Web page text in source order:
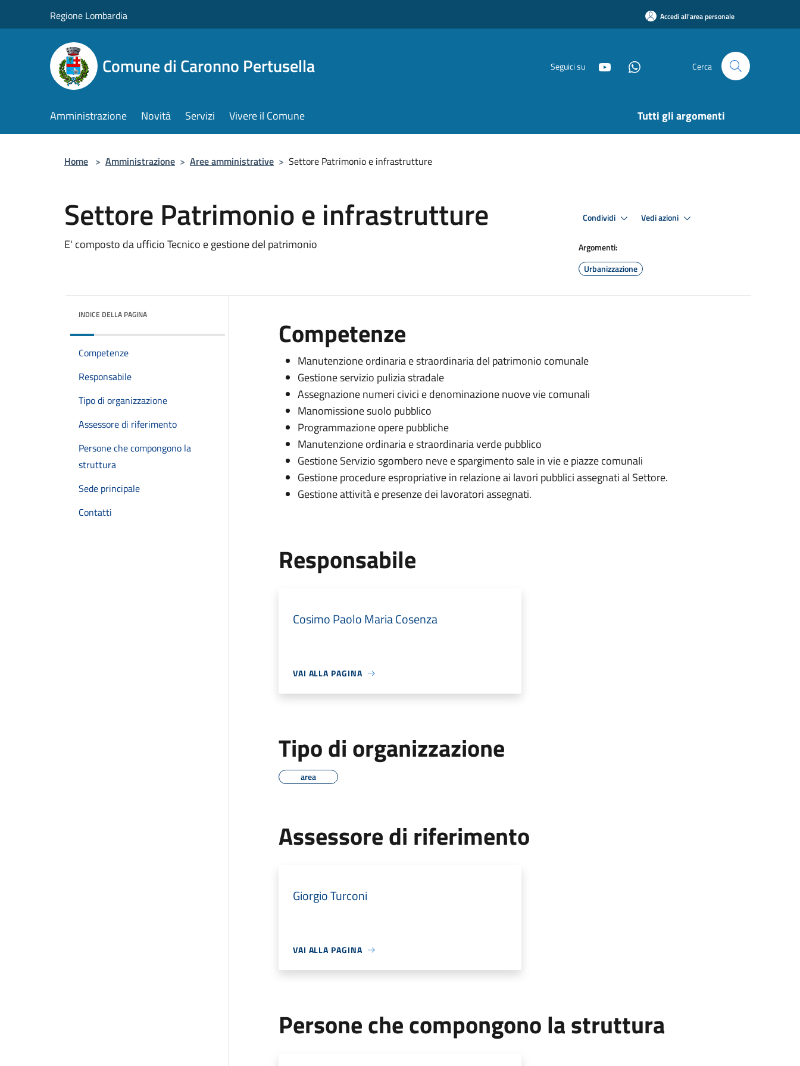
Regione Lombardia Accedi all'area personale
Comune di Caronno Pertusella Seguici su Cerca
Amministrazione Novità Servizi Vivere il Comune Tutti gli argomenti
Home > Amministrazione > Aree amministrative > Settore Patrimonio e infrastrutture
Settore Patrimonio e infrastrutture
E' composto da ufficio Tecnico e gestione del patrimonio
Condividi Vedi azioni
Argomenti:
Urbanizzazione
INDICE DELLA PAGINA
Competenze
Responsabile
Tipo di organizzazione
Assessore di riferimento
Persone che compongono la
struttura
Sede principale
Contatti
Competenze
Manutenzione ordinaria e straordinaria del patrimonio comunale
Gestione servizio pulizia stradale
Assegnazione numeri civici e denominazione nuove vie comunali
Manomissione suolo pubblico
Programmazione opere pubbliche
Manutenzione ordinaria e straordinaria verde pubblico
Gestione Servizio sgombero neve e spargimento sale in vie e piazze comunali
Gestione procedure espropriative in relazione ai lavori pubblici assegnati al Settore.
Gestione attività e presenze dei lavoratori assegnati.
Responsabile
Cosimo Paolo Maria Cosenza
VAI ALLA PAGINA
Tipo di organizzazione
area
Assessore di riferimento
Giorgio Turconi
VAI ALLA PAGINA
Persone che compongono la struttura